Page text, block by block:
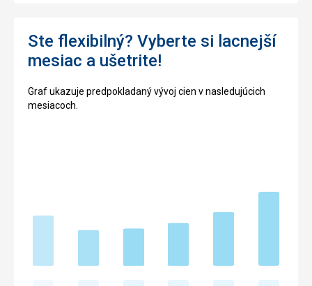
Ste flexibilný? Vyberte si lacnejší
mesiac a ušetrite!
Graf ukazuje predpokladaný vývoj cien v nasledujúcich
mesiacoch.